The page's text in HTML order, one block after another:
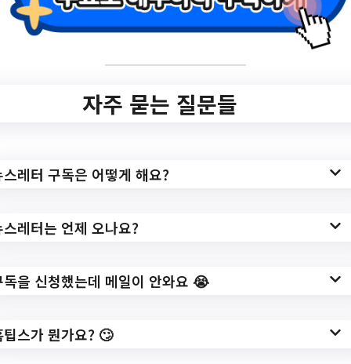
seq=166161
작성일: 2023-06-26 ~ 2023-07-06
료 심리상담 <마음
도서관>
https://lib.gwanak.go.kr/galib/menu/10028/
자주 묻는 질문들
스레터 구독은 어떻게 해요?
스레터는 언제 오나요?
독을 신청했는데 메일이 안와요 😭
팁스가 뭔가요? 🙄